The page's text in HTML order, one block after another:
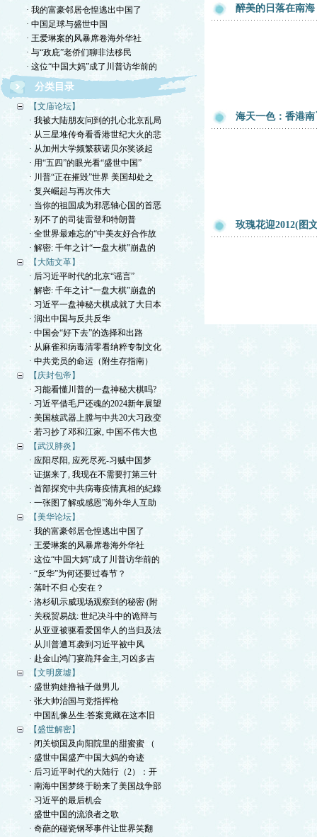
· 我的富豪邻居仓惶逃出中国了
· 中国足球与盛世中国
· 王爱琳案的风暴席卷海外华社
· 与“政庇”老侨们聊非法移民
· 这位“中国大妈”成了川普访华前的
分类目录
【文庙论坛】
· 我被大陆朋友问到的扎心北京乱局
· 从三星堆传奇看香港世纪大火的悲
· 从加州大学频繁获诺贝尔奖谈起
· 用“五四”的眼光看“盛世中国”
· 川普“正在摧毁”世界 美国却处之
· 复兴崛起与再次伟大
· 当你的祖国成为邪恶轴心国的首恶
· 别不了的司徒雷登和特朗普
· 全世界最难忘的“中美友好合作故
· 解密: 千年之计“一盘大棋”崩盘的
【大陆文革】
· 后习近平时代的北京“谣言”
· 解密: 千年之计“一盘大棋”崩盘的
· 习近平一盘神秘大棋成就了大日本
· 润出中国与反共反华
· 中国会“好下去”的选择和出路
· 从麻雀和病毒清零看纳粹专制文化
· 中共党员的命运（附生存指南）
【庆封包帝】
· 习能看懂川普的一盘神秘大棋吗?
· 习近平借毛尸还魂的2024新年展望
· 美国核武器上膛与中共20大习政变
· 若习抄了邓和江家, 中国不伟大也
【武汉肺炎】
· 应阳尽阳, 应死尽死-习贼中国梦
· 证据来了, 我现在不需要打第三针
· 首部探究中共病毒疫情真相的紀錄
· 一张图了解或感恩”海外华人互助
【美华论坛】
· 我的富豪邻居仓惶逃出中国了
· 王爱琳案的风暴席卷海外华社
· 这位“中国大妈”成了川普访华前的
· “反华”为何还要过春节？
· 落叶不归 心安在？
· 洛杉矶示威现场观察到的秘密 (附
· 关税贸易战: 世纪决斗中的诡辩与
· 从亚亚被驱看爱国华人的当归及法
· 从川普遭耳袭到习近平被中风
· 赴金山鸿门宴跪拜金主,习凶多吉
【文明废墟】
· 盛世狗娃撸袖子做男儿
· 张大帅治国与党指挥枪
· 中国乱像丛生:答案竟藏在这本旧
【盛世解密】
· 闭关锁国及向阳院里的甜蜜蜜 （
· 盛世中国盛产中国大妈的奇迹
· 后习近平时代的大陆行（2）：开
· 南海中国梦终于盼来了美国战争部
· 习近平的最后机会
· 盛世中国的流浪者之歌
· 奇葩的碰瓷钢琴事件让世界笑翻
醉美的日落在南海
海天一色：香港
玫瑰花迎2012(图